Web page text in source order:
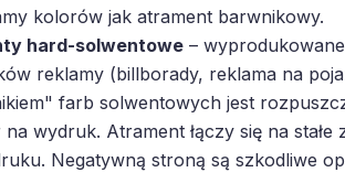
kolorów jak atrament barwnikowy.
hard-solwentowe–
reklamy (billborady, reklama na
farb solwentowych jest
wydruk. Atrament łączy się na stałe
Negatywną stroną są szkodliwe